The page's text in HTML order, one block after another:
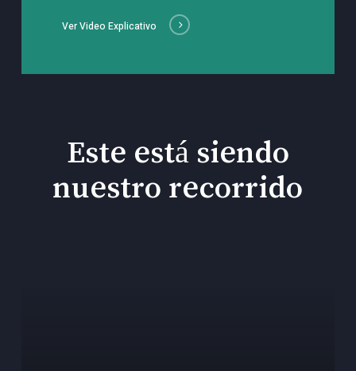
Ver Video Explicativo
Este está siendo
nuestro recorrido